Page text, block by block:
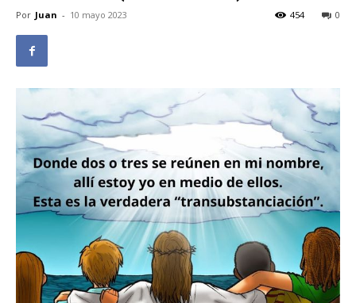
Por Juan - 10 mayo 2023 0
454